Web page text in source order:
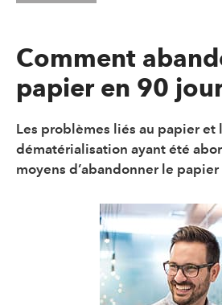
Comment
papier en 90
Les problèmes liés au papier et
dématérialisation ayant été
moyens d’abandonner le